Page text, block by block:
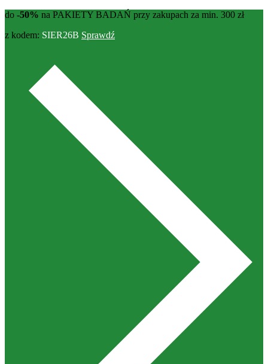
do -50% na PAKIETY BADAŃ przy zakupach za min. 300 zł
z kodem: SIER26B Sprawdź